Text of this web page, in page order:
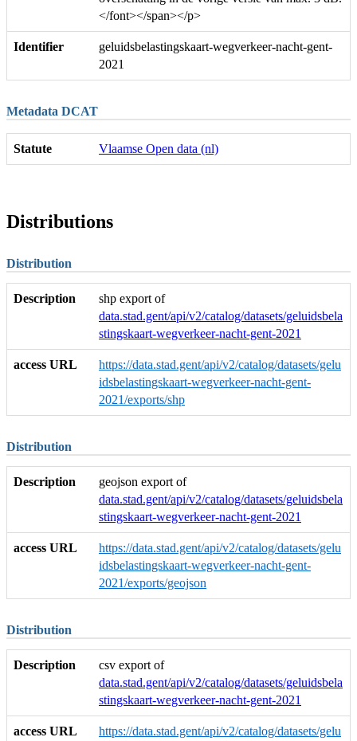
</font></span></p>
Identifier
geluidsbelastingskaart-wegverkeer-nacht-gent-
2021
Metadata DCAT
Statute Vlaamse Open data (nl)
Distributions
Distribution
Description
shp export of
data.stad.gent/api/v2/catalog/datasets/geluidsbela
stingskaart-wegverkeer-nacht-gent-2021
access URL
https://data.stad.gent/api/v2/catalog/datasets/gelu
idsbelastingskaart-wegverkeer-nacht-gent-
2021/exports/shp
Distribution
Description
geojson export of
data.stad.gent/api/v2/catalog/datasets/geluidsbela
stingskaart-wegverkeer-nacht-gent-2021
access URL
https://data.stad.gent/api/v2/catalog/datasets/gelu
idsbelastingskaart-wegverkeer-nacht-gent-
2021/exports/geojson
Distribution
Description
csv export of
data.stad.gent/api/v2/catalog/datasets/geluidsbela
stingskaart-wegverkeer-nacht-gent-2021
access URL
https://data.stad.gent/api/v2/catalog/datasets/gelu